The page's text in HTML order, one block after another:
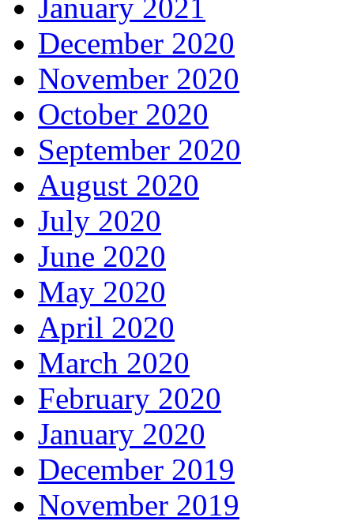
January 2021
December 2020
November 2020
October 2020
September 2020
August 2020
July 2020
June 2020
May 2020
April 2020
March 2020
February 2020
January 2020
December 2019
November 2019